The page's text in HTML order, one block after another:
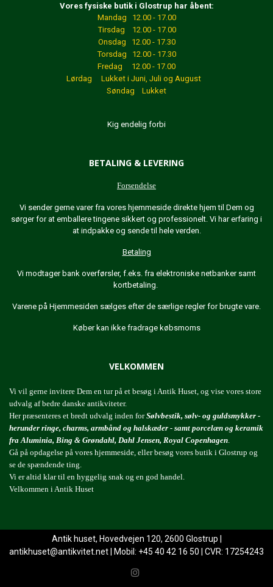
Vores fysiske butik i Glostrup har åbent:
Mandag 12.00 - 17.00
Tirsdag 12.00 - 17.00
Onsdag 12.00 - 17.30
Torsdag 12.00 - 17.30
Fredag 12.00 - 17.00
Lørdag Lukket i Juni, Juli og August
Søndag Lukket
Kig endelig forbi
BETALING & LEVERING
Forsendelse
Vi sender gerne varer fra vores hjemmeside direkte hjem til Dem og
sørger for at emballere tingene sikkert og professionelt. Vi har erfaring i
at indpakke og sende til hele verden.
Betaling
Vi modtager bank overførsler, f.eks. fra elektroniske netbanker samt
kortbetaling.
Varene på Hjemmesiden sælges efter de særlige regler for brugte vare.
Køber kan ikke fradrage købsmoms
VELKOMMEN
Vi vil gerne invitere Dem en tur på et besøg i Antik Huset, og vise vores store
udvalg af bedre danske antikviteter.
Her præsenteres et bredt udvalg inden forSølvbestik, sølv- og guldsmykker -
herunder ringe, charms, armbånd og halskæder - samt porcelæn og keramik
fra Aluminia, Bing & Grøndahl, Dahl Jensen, Royal Copenhagen
Gå på opdagelse på vores hjemmeside, eller besøg vores butik i Glostrup og
se de spændende ting.
Vi er altid klar til en hyggelig snak og en god handel.
Velkommen i Antik Huset
Antik huset, Hovedvejen 120, 2600 Glostrup |
antikhuset@antikvitet.net| Mobil: +45 40 42 16 50 | CVR: 17254243